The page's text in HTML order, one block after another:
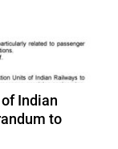
Indian
to